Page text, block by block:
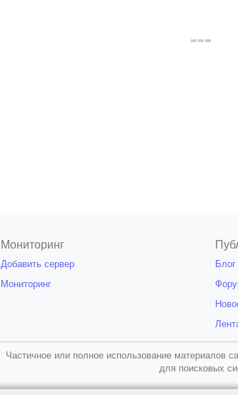
Мониторинг
Добавить сервер
Мониторинг
Блог
Частичное или полное использование материалов
для поисковых